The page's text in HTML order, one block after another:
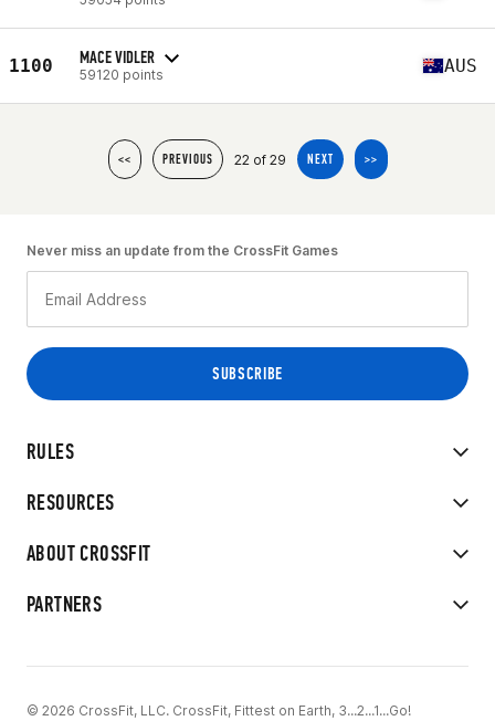
1100 MACE VIDLER
59120 points AUS
<< PREVIOUS 22 of 29 NEXT >>
RULES
RESOURCES
ABOUT CROSSFIT
PARTNERS
Never miss an update from the CrossFit Games
© 2026 CrossFit, LLC. CrossFit, Fittest on Earth, 3...2...1...Go!